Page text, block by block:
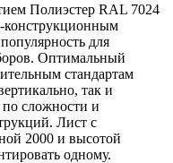
Полиэстер RAL 7024
конструкционным
для
Оптимальный
стандартам
так и
по сложности и
Лист с
2000 и высотой
одному.